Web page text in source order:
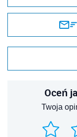
Oceń
Twoja